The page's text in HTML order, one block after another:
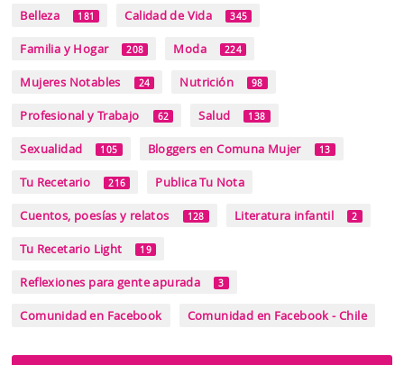
Belleza 181 Calidad de Vida 345
Familia y Hogar 208 Moda 224
Mujeres Notables 24 Nutrición 98
Profesional y Trabajo 62 Salud 138
Sexualidad 105 Bloggers en Comuna Mujer 13
Tu Recetario 216 Publica Tu Nota
Cuentos, poesías y relatos 128 Literatura infantil 2
Tu Recetario Light 19
Reflexiones para gente apurada 3
Comunidad en Facebook Comunidad en Facebook - Chile